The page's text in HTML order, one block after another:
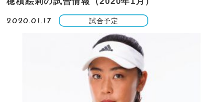
2020.01.17 試合予定